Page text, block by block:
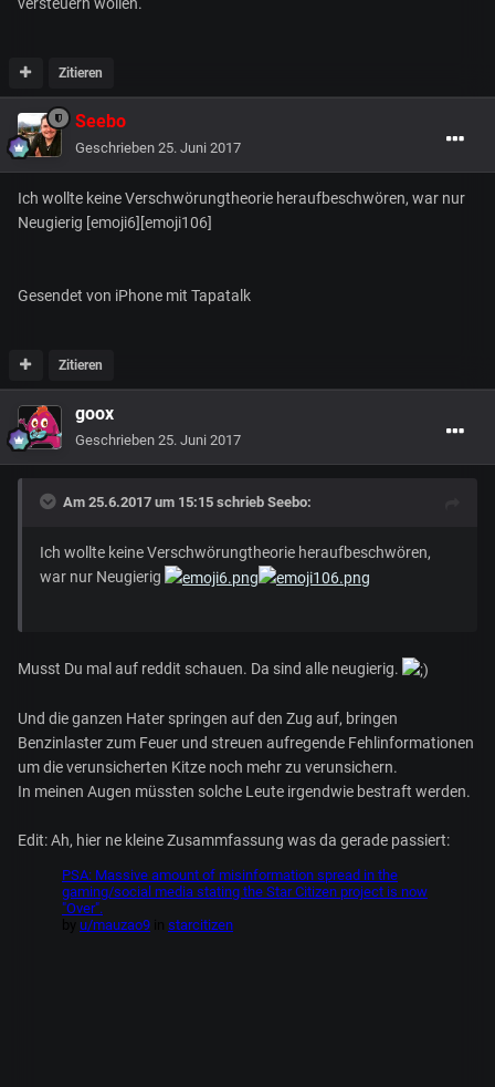
Zitieren
Seebo
Geschrieben 25. Juni 2017
Ich wollte keine Verschwörungtheorie heraufbeschwören, war nur
Neugierig [emoji6][emoji106]
Gesendet von iPhone mit Tapatalk
Zitieren
goox
Geschrieben 25. Juni 2017
Am 25.6.2017 um 15:15 schrieb Seebo:
Ich wollte keine Verschwörungtheorie heraufbeschwören,
war nur Neugierig
Musst Du mal auf reddit schauen. Da sind alle neugierig.
Und die ganzen Hater springen auf den Zug auf, bringen
Benzinlaster zum Feuer und streuen aufregende Fehlinformationen
um die verunsicherten Kitze noch mehr zu verunsichern.
In meinen Augen müssten solche Leute irgendwie bestraft werden.
Edit: Ah, hier ne kleine Zusammfassung was da gerade passiert: